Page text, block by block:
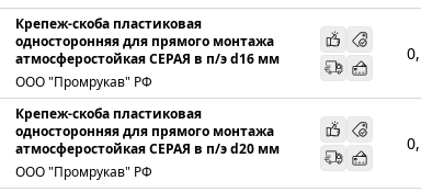
Крепеж-скоба пластиковая
односторонняя для прямого монтажа
атмосферостойкая СЕРАЯ в п/э d16 мм
ООО "Промрукав" РФ
Крепеж-скоба пластиковая
односторонняя для прямого монтажа
атмосферостойкая СЕРАЯ в п/э d20 мм
ООО "Промрукав" РФ